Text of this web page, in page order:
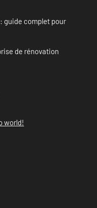
guide complet pour
de rénovation
world!